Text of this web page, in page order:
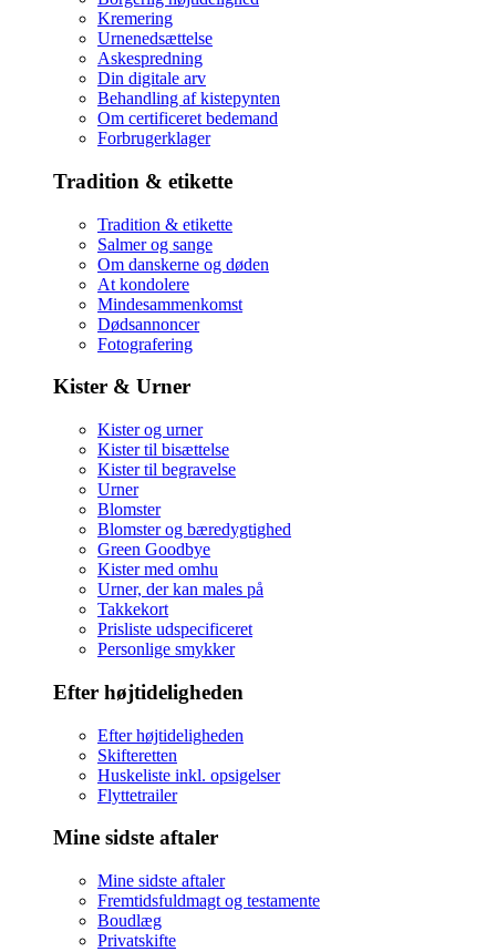
Kremering
Urnenedsættelse
Askespredning
Din digitale arv
Behandling af kistepynten
Om certificeret bedemand
Forbrugerklager
Tradition & etikette
Tradition & etikette
Salmer og sange
Om danskerne og døden
At kondolere
Mindesammenkomst
Dødsannoncer
Fotografering
Kister & Urner
Kister og urner
Kister til bisættelse
Kister til begravelse
Urner
Blomster
Blomster og bæredygtighed
Green Goodbye
Kister med omhu
Urner, der kan males på
Takkekort
Prisliste udspecificeret
Personlige smykker
Efter højtideligheden
Efter højtideligheden
Skifteretten
Huskeliste inkl. opsigelser
Flyttetrailer
Mine sidste aftaler
Mine sidste aftaler
Fremtidsfuldmagt og testamente
Boudlæg
Privatskifte